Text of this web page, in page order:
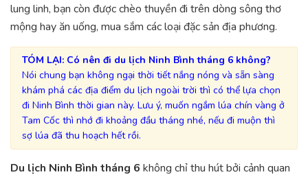
lung linh, bạn còn được chèo thuyền đi trên dòng sông thơ
mộng hay ăn uống, mua sắm các loại đặc sản địa phương.
TÓM LẠI: Có nên đi du lịch Ninh Bình tháng 6 không?
Nói chung bạn không ngại thời tiết nắng nóng và sẵn sàng
khám phá các địa điểm du lịch ngoài trời thì có thể lựa chọn
đi Ninh Bình thời gian này. Lưu ý, muốn ngắm lúa chín vàng ở
Tam Cốc thì nhớ đi khoảng đầu tháng nhé, nếu đi muộn thì
sợ lúa đã thu hoạch hết rồi.
Du lịch Ninh Bình tháng 6 không chỉ thu hút bởi cảnh quan